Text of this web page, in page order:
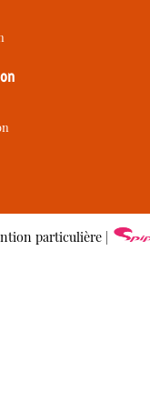
particulière |